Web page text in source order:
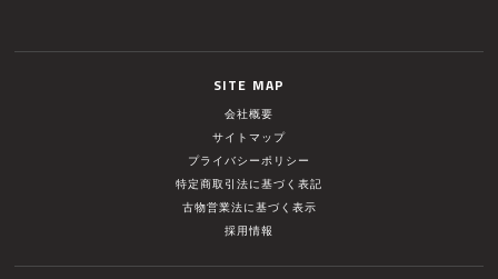
SITE MAP
会社概要
サイトマップ
プライバシーポリシー
特定商取引法に基づく表記
古物営業法に基づく表示
採用情報